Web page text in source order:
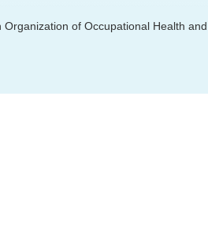
of Occupational Health